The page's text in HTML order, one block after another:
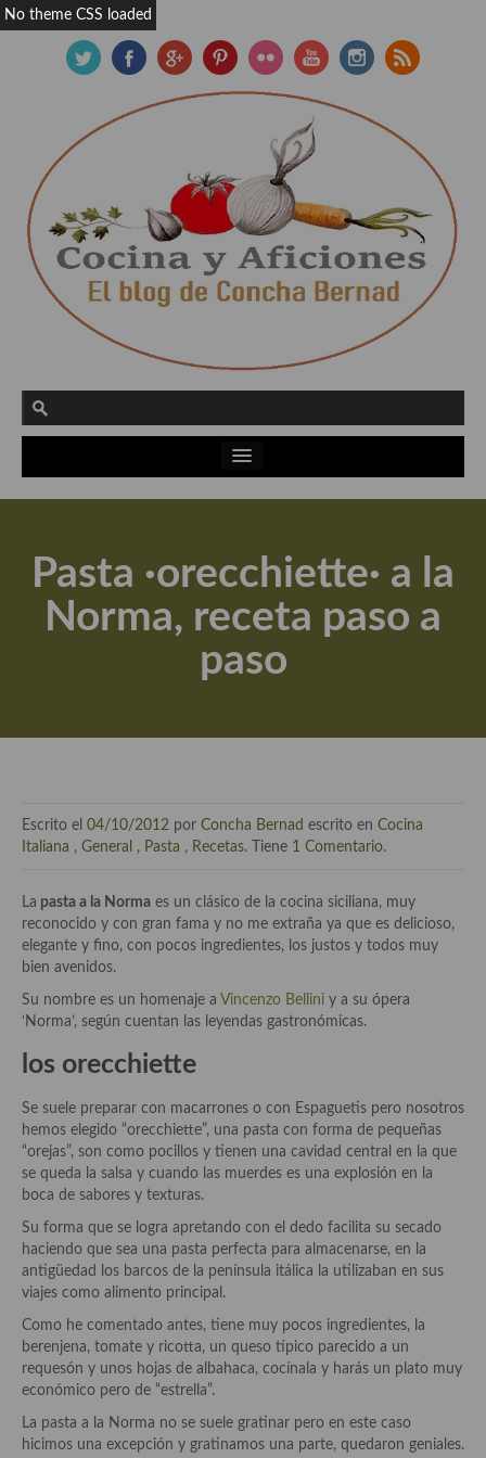
Actualidad y recomendaciones
Apuntes, estudios sobre temas interesantes e importantes
Aceite de Oliva Virgen Extra (AOVE)
Recetas maridadas con los mejores AOVES
Tiendas especiales
Especias, hierbas, condimentos, espesantes y aditivos
Historia de la gastronomía, platos celebres, cocineros, críticos,
historias culinarias y otras cosas
Ocio – restaurantes, bares, tabernas
Viajes eno-gastro-turísticos
Las opiniones de la «Cocinera»
Prensa
Recetas
Acompañamientos
Airfryer recetas
Pasta ·orecchiette· a la
Norma, receta paso a
paso
Escrito el 04/10/2012 por Concha Bernad escrito en Cocina
Italiana , General , Pasta , Recetas. Tiene 1 Comentario.
La pasta a la Norma es un clásico de la cocina siciliana, muy
reconocido y con gran fama y no me extraña ya que es delicioso,
elegante y fino, con pocos ingredientes, los justos y todos muy
bien avenidos.
Su nombre es un homenaje a Vincenzo Bellini y a su ópera
‘Norma’, según cuentan las leyendas gastronómicas.
los orecchiette
Se suele preparar con macarrones o con Espaguetis pero nosotros
hemos elegido “orecchiette”, una pasta con forma de pequeñas
“orejas”, son como pocillos y tienen una cavidad central en la que
se queda la salsa y cuando las muerdes es una explosión en la
boca de sabores y texturas.
Su forma que se logra apretando con el dedo facilita su secado
haciendo que sea una pasta perfecta para almacenarse, en la
antigüedad los barcos de la península itálica la utilizaban en sus
viajes como alimento principal.
Como he comentado antes, tiene muy pocos ingredientes, la
berenjena, tomate y ricotta, un queso típico parecido a un
requesón y unos hojas de albahaca, cocínala y harás un plato muy
económico pero de “estrella”.
La pasta a la Norma no se suele gratinar pero en este caso
hicimos una excepción y gratinamos una parte, quedaron geniales.
No theme CSS loaded